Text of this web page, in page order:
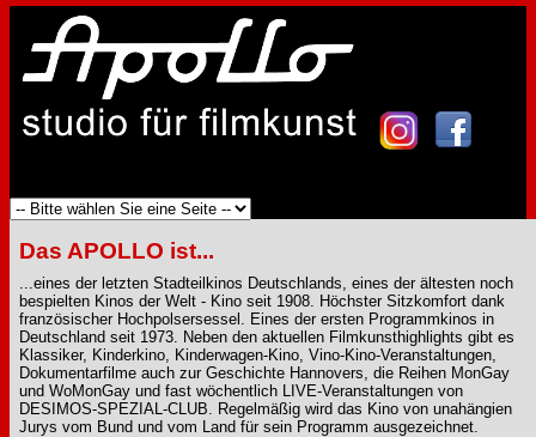
Das APOLLO ist...
...eines der letzten Stadteilkinos Deutschlands, eines der ältesten noch
bespielten Kinos der Welt - Kino seit 1908. Höchster Sitzkomfort dank
französischer Hochpolsersessel. Eines der ersten Programmkinos in
Deutschland seit 1973. Neben den aktuellen Filmkunsthighlights gibt es
Klassiker, Kinderkino, Kinderwagen-Kino, Vino-Kino-Veranstaltungen,
Dokumentarfilme auch zur Geschichte Hannovers, die Reihen MonGay
und WoMonGay und fast wöchentlich LIVE-Veranstaltungen von
DESIMOS-SPEZIAL-CLUB. Regelmäßig wird das Kino von unahängien
Jurys vom Bund und vom Land für sein Programm ausgezeichnet.